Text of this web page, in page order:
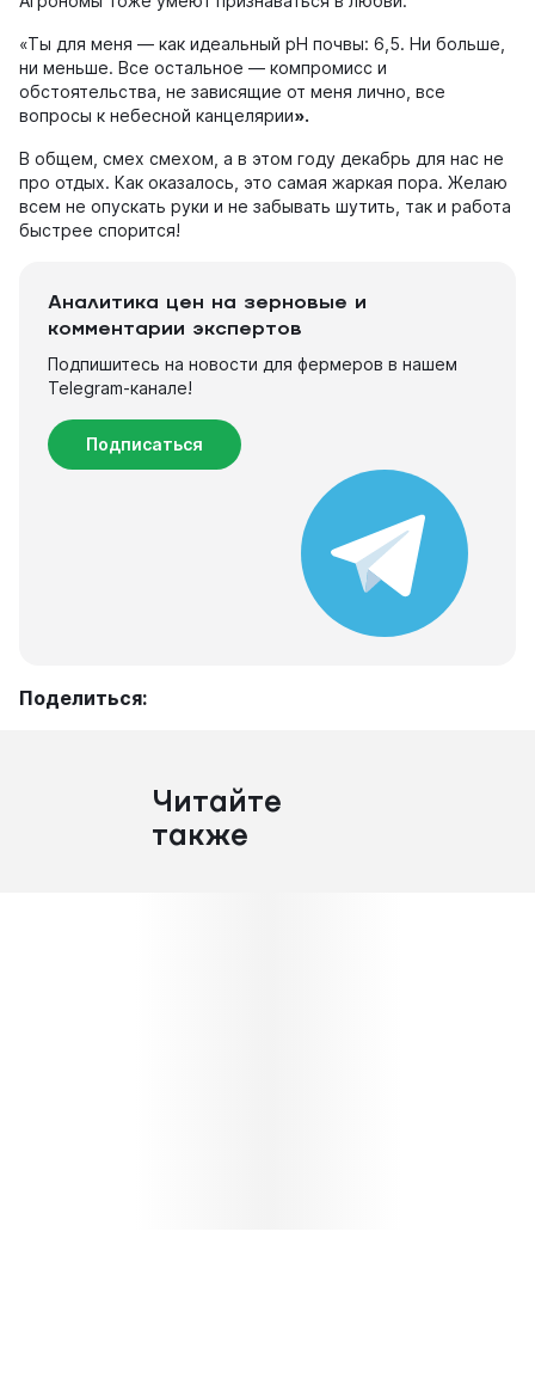
«Ты для меня — как идеальный pH почвы: 6,5. Ни больше,
ни меньше. Все остальное — компромисс и
обстоятельства, не зависящие от меня лично, все
вопросы к небесной канцелярии».
В общем, смех смехом, а в этом году декабрь для нас не
про отдых. Как оказалось, это самая жаркая пора. Желаю
всем не опускать руки и не забывать шутить, так и работа
быстрее спорится!
Аналитика цен на зерновые и
комментарии экспертов
Подпишитесь на новости для фермеров в нашем
Telegram-канале!
Подписаться
Поделиться:
Читайте
также